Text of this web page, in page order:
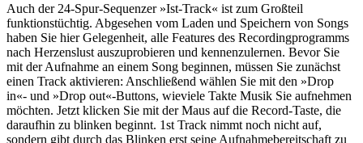
Auch der 24-Spur-Sequenzer »Ist-Track« ist zum Großteil
funktionstüchtig. Abgesehen vom Laden und Speichern von Songs
haben Sie hier Gelegenheit, alle Features des Recordingprogramms
nach Herzenslust auszuprobieren und kennenzulernen. Bevor Sie
mit der Aufnahme an einem Song beginnen, müssen Sie zunächst
einen Track aktivieren: Anschließend wählen Sie mit den »Drop
in«- und »Drop out«-Buttons, wieviele Takte Musik Sie aufnehmen
möchten. Jetzt klicken Sie mit der Maus auf die Record-Taste, die
daraufhin zu blinken beginnt. 1st Track nimmt noch nicht auf,
sondern gibt durch das Blinken erst seine Aufnahmebereitschaft zu